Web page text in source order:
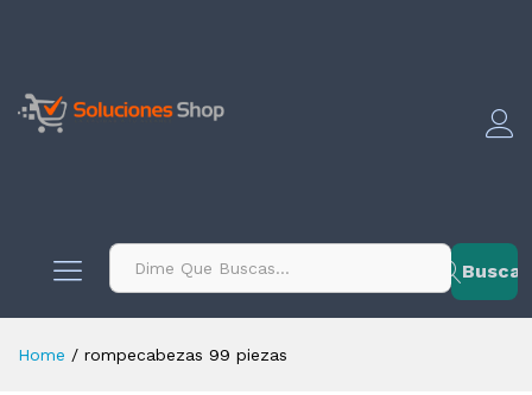
Buscar
Home / rompecabezas 99 piezas